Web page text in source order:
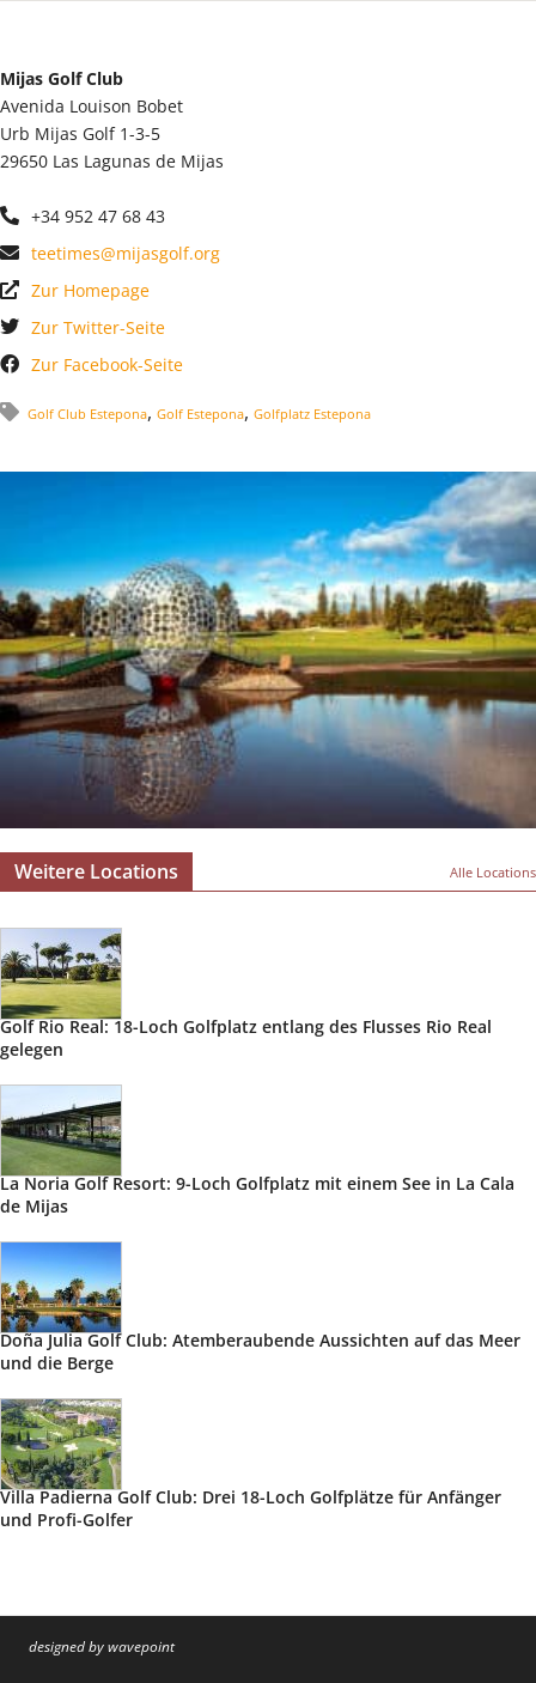
Mijas Golf Club
Avenida Louison Bobet
Urb Mijas Golf 1-3-5
29650 Las Lagunas de Mijas
+34 952 47 68 43
teetimes@mijasgolf.org
Zur Homepage
Zur Twitter-Seite
Zur Facebook-Seite
Golf Club Estepona, Golf Estepona, Golfplatz Estepona
Weitere Locations Alle Locations
Golf Rio Real: 18-Loch Golfplatz entlang des Flusses Rio Real
gelegen
La Noria Golf Resort: 9-Loch Golfplatz mit einem See in La Cala
de Mijas
Doña Julia Golf Club: Atemberaubende Aussichten auf das Meer
und die Berge
Villa Padierna Golf Club: Drei 18-Loch Golfplätze für Anfänger
und Profi-Golfer
designed by wavepoint